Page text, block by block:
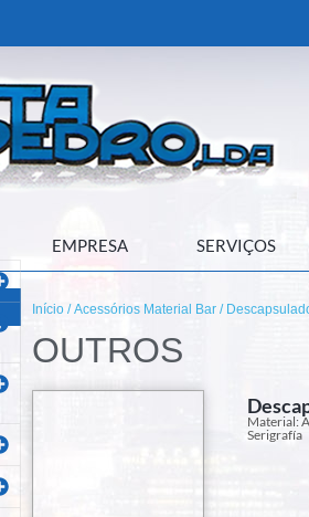
EMPRESA SERVIÇOS
Início /Acessórios Material Bar /
OUTROS
Material:
Serigrafía